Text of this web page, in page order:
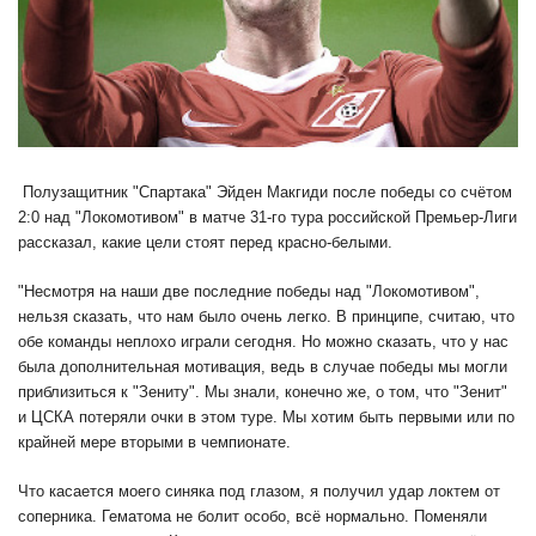
Полузащитник "Спартака" Эйден Макгиди после победы со счётом
2:0 над "Локомотивом" в матче 31-го тура российской Премьер-Лиги
рассказал, какие цели стоят перед красно-белыми.
"Несмотря на наши две последние победы над "Локомотивом",
нельзя сказать, что нам было очень легко. В принципе, считаю, что
обе команды неплохо играли сегодня. Но можно сказать, что у нас
была дополнительная мотивация, ведь в случае победы мы могли
приблизиться к "Зениту". Мы знали, конечно же, о том, что "Зенит"
и ЦСКА потеряли очки в этом туре. Мы хотим быть первыми или по
крайней мере вторыми в чемпионате.
Что касается моего синяка под глазом, я получил удар локтем от
соперника. Гематома не болит особо, всё нормально. Поменяли